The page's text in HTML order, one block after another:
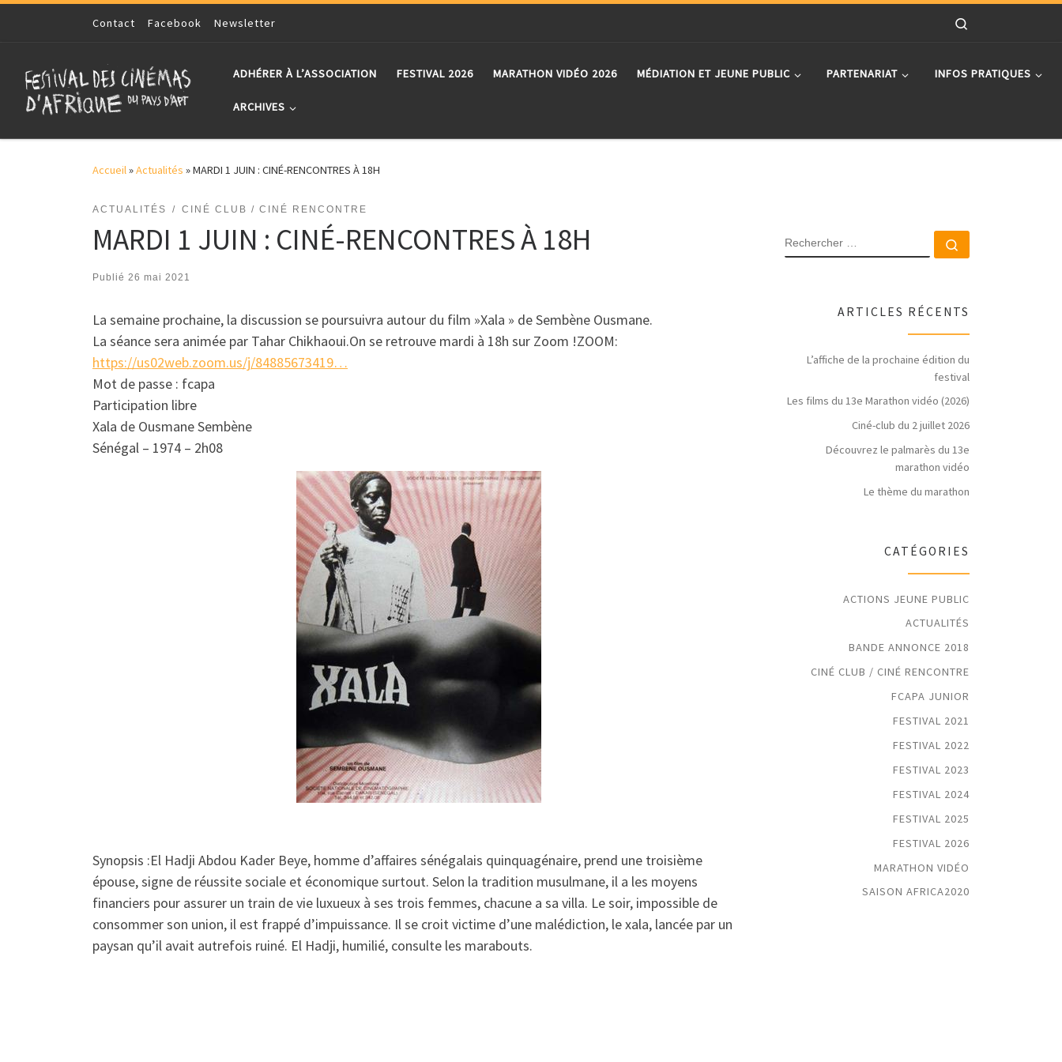
Skip to contentContact Facebook Newsletter
ADHÉRER À L’ASSOCIATION FESTIVAL 2026 MARATHON VIDÉO 2026 MÉDIATION ET JEUNE PUBLIC PARTENARIAT INFOS PRATIQUES
ARCHIVES
Accueil»Actualités »MARDI 1 JUIN : CINÉ-RENCONTRES À 18H
ACTUALITÉS CINÉ CLUB / CINÉ RENCONTRE
MARDI 1 JUIN : CINÉ-RENCONTRES À 18H
Publié 26 mai 2021
La semaine prochaine, la discussion se poursuivra autour du film »Xala » de Sembène Ousmane.
La séance sera animée par Tahar Chikhaoui.On se retrouve mardi à 18h sur Zoom !ZOOM:
https://us02web.zoom.us/j/84885673419…
Mot de passe : fcapa
Participation libre
Xala de Ousmane Sembène
Sénégal – 1974 – 2h08
Synopsis :El Hadji Abdou Kader Beye, homme d’affaires sénégalais quinquagénaire, prend une troisième
épouse, signe de réussite sociale et économique surtout. Selon la tradition musulmane, il a les moyens
financiers pour assurer un train de vie luxueux à ses trois femmes, chacune a sa villa. Le soir, impossible de
consommer son union, il est frappé d’impuissance. Il se croit victime d’une malédiction, le xala, lancée par un
paysan qu’il avait autrefois ruiné. El Hadji, humilié, consulte les marabouts.
RECHERCHER
ARTICLES RÉCENTS
L’affiche de la prochaine édition du
festival
Les films du 13e Marathon vidéo (2026)
Ciné-club du 2 juillet 2026
Découvrez le palmarès du 13e
marathon vidéo
Le thème du marathon
CATÉGORIES
ACTIONS JEUNE PUBLIC
ACTUALITÉS
BANDE ANNONCE 2018
CINÉ CLUB / CINÉ RENCONTRE
FCAPA JUNIOR
FESTIVAL 2021
FESTIVAL 2022
FESTIVAL 2023
FESTIVAL 2024
FESTIVAL 2025
FESTIVAL 2026
MARATHON VIDÉO
SAISON AFRICA2020